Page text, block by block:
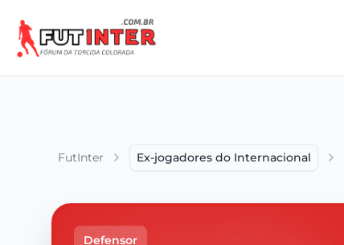
FutInter Ex-jogadores do Internacional
Defensor